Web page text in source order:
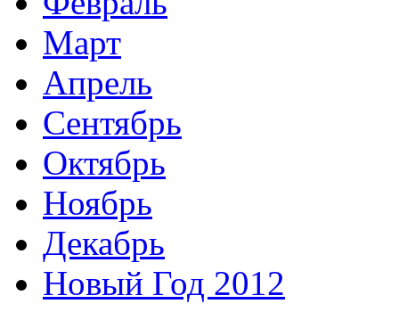
Март
Апрель
Сентябрь
Октябрь
Ноябрь
Декабрь
Новый Год 2012